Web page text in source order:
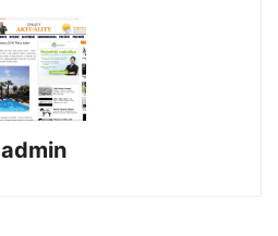
admin